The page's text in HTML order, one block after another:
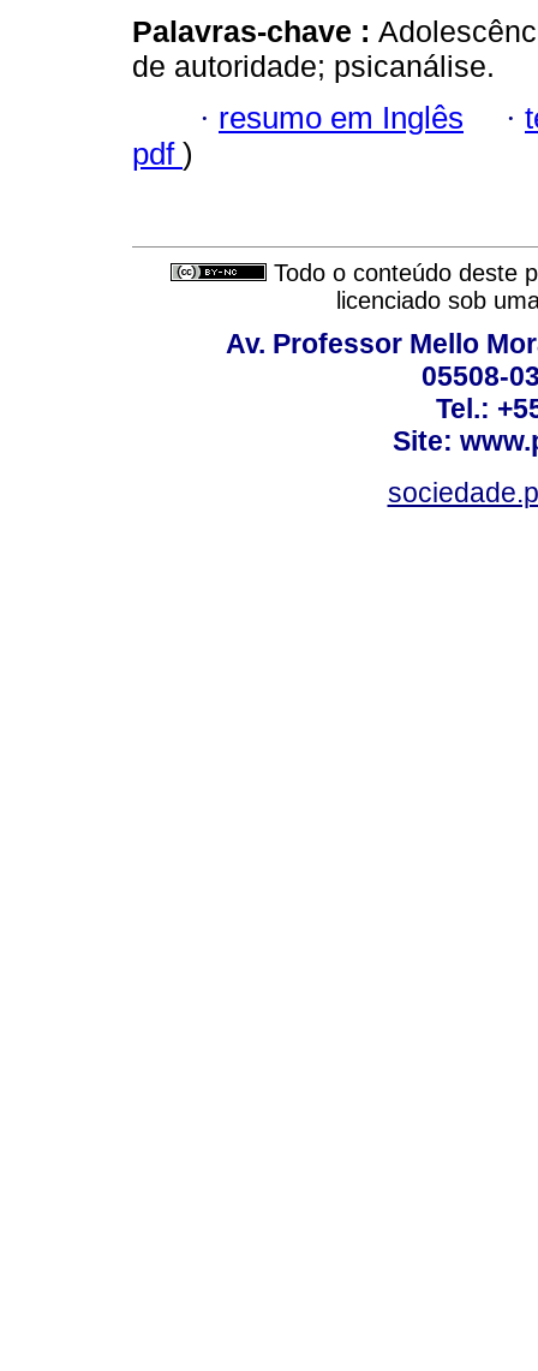
Palavras-chave :
de autoridade; psicanálise.
· resumo em Inglês ·
pdf )
Todo o conteúdo deste
licenciado sob
Av. Professor Mello
05508-
Tel.:
Site: